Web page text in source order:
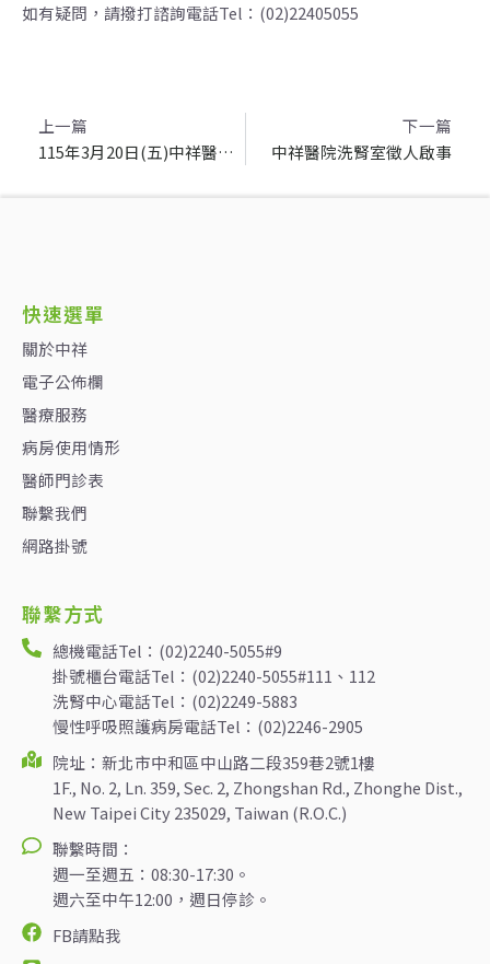
如有疑問，請撥打諮詢電話Tel：(02)22405055
上一頁
上一篇
115年3月20日(五)中祥醫院健康日(6項檢測)
下一篇
中祥醫院洗腎室徵人啟事
快速選單
關於中祥
電子公佈欄
醫療服務
病房使用情形
醫師門診表
聯繫我們
網路掛號
聯繫方式
總機電話Tel：(02)2240-5055#9
掛號櫃台電話Tel：(02)2240-5055#111、112
洗腎中心電話Tel：(02)2249-5883
慢性呼吸照護病房電話Tel：(02)2246-2905
院址：新北市中和區中山路二段359巷2號1樓
1F., No. 2, Ln. 359, Sec. 2, Zhongshan Rd., Zhonghe Dist.,
New Taipei City 235029, Taiwan (R.O.C.)
聯繫時間：
週一至週五：08:30-17:30。
週六至中午12:00，週日停診。
FB請點我